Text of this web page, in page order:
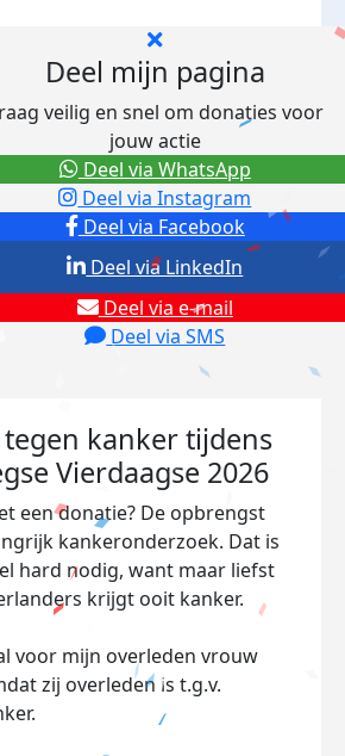
Deel mijn pagina
veilig en snel om donaties voor
jouw actie
Deel via Facebook
Deel via Instagram
Deel via e-mail
Deel via SMS
Deel via LinkedIn
Deel via WhatsApp
kanker tijdens
Vierdaagse 2026
een donatie? De opbrengst
kankeronderzoek. Dat is
hard nodig, want maar liefst
krijgt ooit kanker.
voor mijn overleden vrouw
zij overleden is t.g.v.